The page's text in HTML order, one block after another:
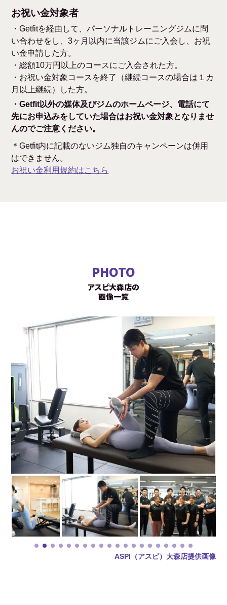
お祝い金対象者
・Getfitを経由して、パーソナルトレーニングジムに問
い合わせをし、3ヶ月以内に当該ジムにご入会し、お祝
い金申請した方。
・総額10万円以上のコースにご入会された方。
・お祝い金対象コースを終了（継続コースの場合は１カ
月以上継続）した方。
・Getfit以外の媒体及びジムのホームページ、電話にて
先にお申込みをしていた場合はお祝い金対象となりませ
んのでご注意ください。
＊Getfit内に記載のないジム独自のキャンペーンは併用
はできません。
お祝い金利用規約はこちら
PHOTO
アスピ大森店の
画像一覧
ASPI（アスピ）大森店提供画像